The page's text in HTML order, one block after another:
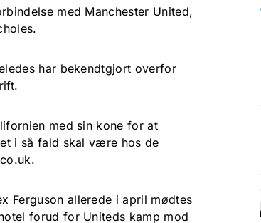
med Manchester United,
har bekendtgjort overfor
med sin kone for at
i så fald skal være hos de
Ferguson allerede i april mødtes
forud for Uniteds kamp mod